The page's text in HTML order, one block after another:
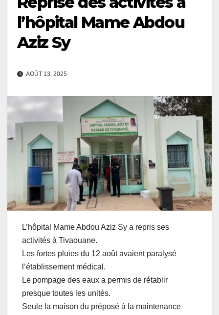
l’hôpital Mame Abdou
Aziz Sy
AOÛT 13, 2025
L’hôpital Mame Abdou Aziz Sy a repris ses
activités à Tivaouane.
Les fortes pluies du 12 août avaient paralysé
l’établissement médical.
Le pompage des eaux a permis de rétablir
presque toutes les unités.
Seule la maison du préposé à la maintenance